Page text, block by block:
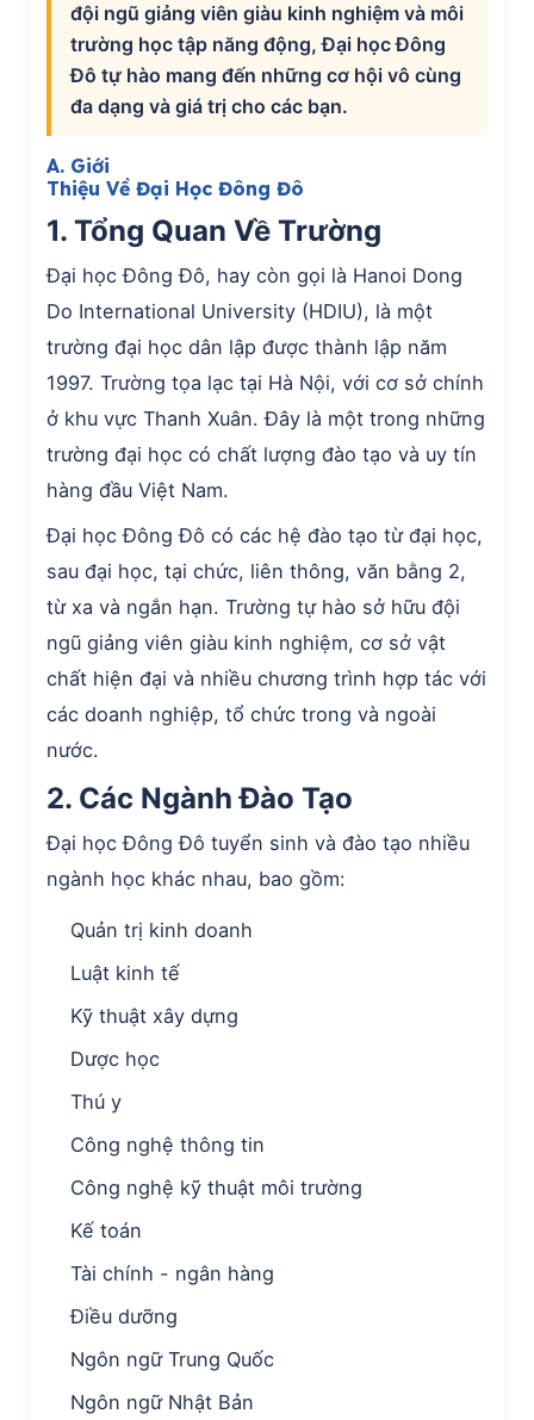
đội ngũ giảng viên giàu kinh nghiệm và môi
trường học tập năng động, Đại học Đông
Đô tự hào mang đến những cơ hội vô cùng
đa dạng và giá trị cho các bạn.
A. Giới
Thiệu Về Đại Học Đông Đô
1. Tổng Quan Về Trường
Đại học Đông Đô, hay còn gọi là Hanoi Dong
Do International University (HDIU), là một
trường đại học dân lập được thành lập năm
1997. Trường tọa lạc tại Hà Nội, với cơ sở chính
ở khu vực Thanh Xuân. Đây là một trong những
trường đại học có chất lượng đào tạo và uy tín
hàng đầu Việt Nam.
Đại học Đông Đô có các hệ đào tạo từ đại học,
sau đại học, tại chức, liên thông, văn bằng 2,
từ xa và ngắn hạn. Trường tự hào sở hữu đội
ngũ giảng viên giàu kinh nghiệm, cơ sở vật
chất hiện đại và nhiều chương trình hợp tác với
các doanh nghiệp, tổ chức trong và ngoài
nước.
2. Các Ngành Đào Tạo
Đại học Đông Đô tuyển sinh và đào tạo nhiều
ngành học khác nhau, bao gồm:
Quản trị kinh doanh
Luật kinh tế
Kỹ thuật xây dựng
Dược học
Thú y
Công nghệ thông tin
Công nghệ kỹ thuật môi trường
Kế toán
Tài chính - ngân hàng
Điều dưỡng
Ngôn ngữ Trung Quốc
Ngôn ngữ Nhật Bản